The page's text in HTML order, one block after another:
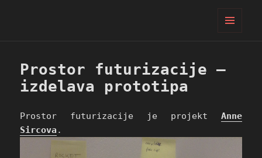
Prostor futurizacije –
izdelava prototipa
Prostor futurizacije je projekt Anne
Sircova .